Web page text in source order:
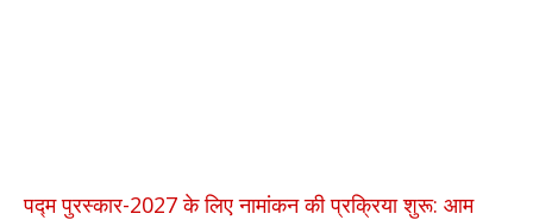
पद्म पुरस्कार-2027 के लिए नामांकन की प्रक्रिया शुरू: आम